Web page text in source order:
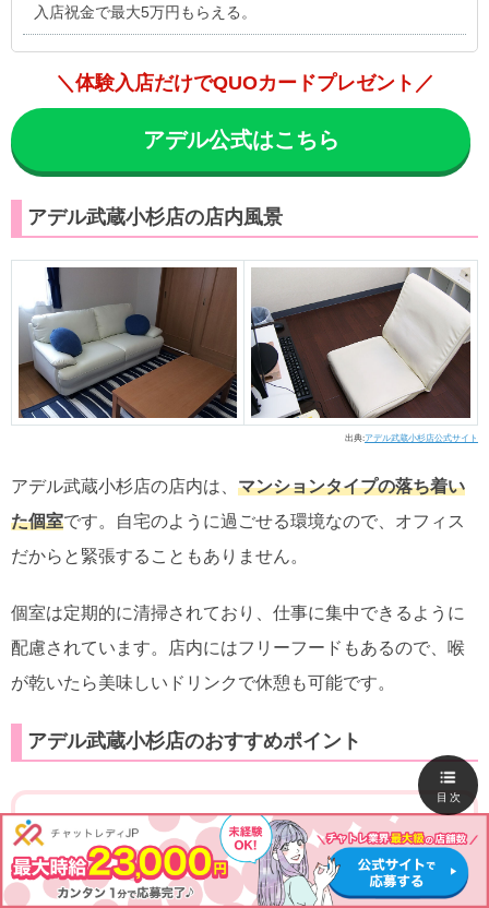
入店祝金で最大5万円もらえる。
＼体験入店だけでQUOカードプレゼント／
アデル公式はこちら
アデル武蔵小杉店の店内風景
出典:アデル武蔵小杉店公式サイト
アデル武蔵小杉店の店内は、 マンションタイプの落ち着い
た個室です。自宅のように過ごせる環境なので、オフィス
だからと緊張することもありません。
個室は定期的に清掃されており、仕事に集中できるように
配慮されています。店内にはフリーフードもあるので、喉
が乾いたら美味しいドリンクで休憩も可能です。
アデル武蔵小杉店のおすすめポイント
入店祝金最大5万円・ボーナス毎月10万円以上
時給５,000円以上可能
初心者大歓迎
目次